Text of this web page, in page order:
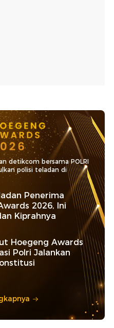
detikcom bersama POLRI
polisi teladan di
Penerima
2026, Ini
Kiprahnya
Hoegeng Awards
Polri Jalankan